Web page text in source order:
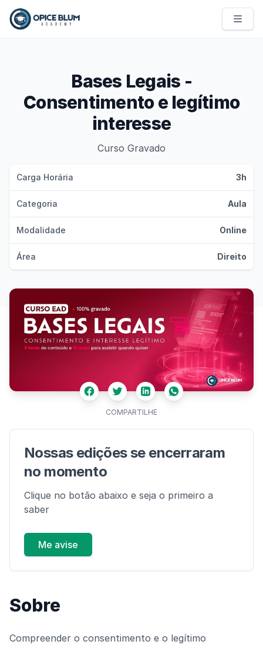
Opice Blum Academy
Bases Legais -
Consentimento e legítimo
interesse
Curso Gravado
Carga Horária 3h
Categoria Aula
Modalidade Online
Área Direito
FacebookTwitterLinkedinWhatsapp
COMPARTILHE
Nossas edições se encerraram
no momento
Clique no botão abaixo e seja o primeiro a
saber
Me avise
Sobre
Compreender o consentimento e o legítimo